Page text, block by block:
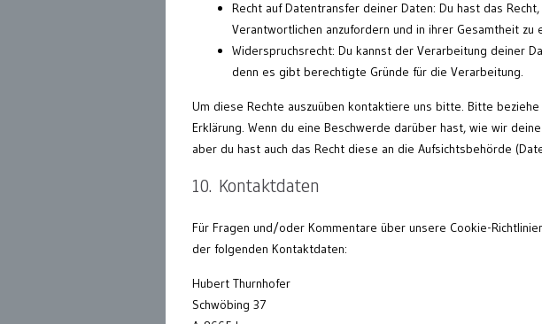
Recht auf Datentransfer deiner Daten: Du hast das
Verantwortlichen anzufordern und in ihrer Gesamtheit
Widerspruchsrecht: Du kannst der Verarbeitung deiner
denn es gibt berechtigte Gründe für die Verarbeitung.
Um diese Rechte auszuüben kontaktiere uns bitte. Bitte
Erklärung. Wenn du eine Beschwerde darüber hast, wie wir
aber du hast auch das Recht diese an die Aufsichtsbehörde
10. Kontaktdaten
Für Fragen und/oder Kommentare über unsere Cookie-
der folgenden Kontaktdaten:
Hubert Thurnhofer
Schwöbing 37